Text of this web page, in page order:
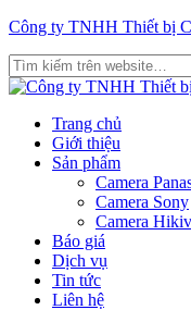
Công ty TNHH Thiết bị
Trang chủ
Giới thiệu
Sản phẩm
Camera
Camera Sony
Camera
Báo giá
Dịch vụ
Tin tức
Liên hệ